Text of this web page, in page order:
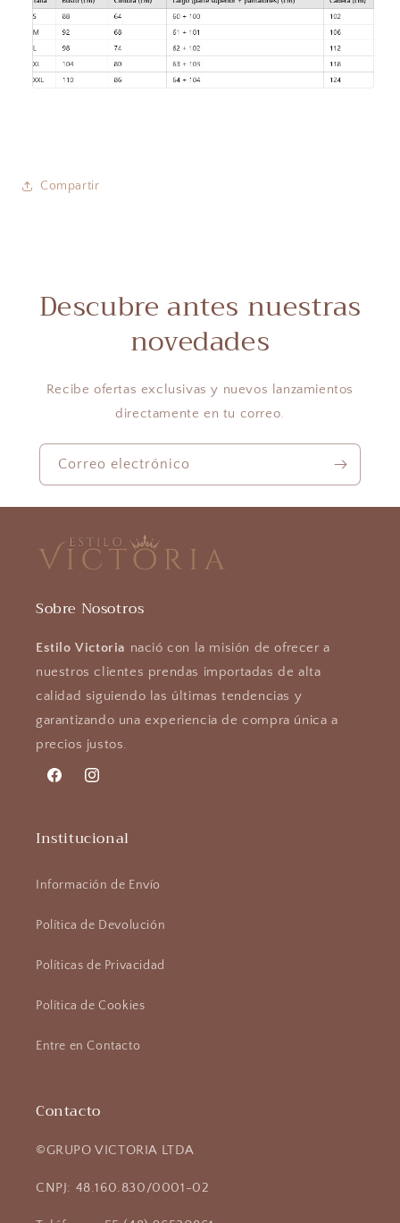
Compartir
Descubre antes nuestras
novedades
Recibe ofertas exclusivas y nuevos lanzamientos
directamente en tu correo.
Correo electrónico
Sobre Nosotros
Estilo Victoria nació con la misión de ofrecer a
nuestros clientes prendas importadas de alta
calidad siguiendo las últimas tendencias y
garantizando una experiencia de compra única a
precios justos.
FacebookInstagram
Institucional
Información de Envío
Política de Devolución
Políticas de Privacidad
Política de Cookies
Entre en Contacto
Contacto
©GRUPO VICTORIA LTDA
CNPJ: 48.160.830/0001-02